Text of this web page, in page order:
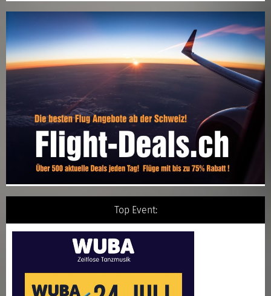
Top Event: